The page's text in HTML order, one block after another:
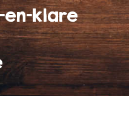
en-klare